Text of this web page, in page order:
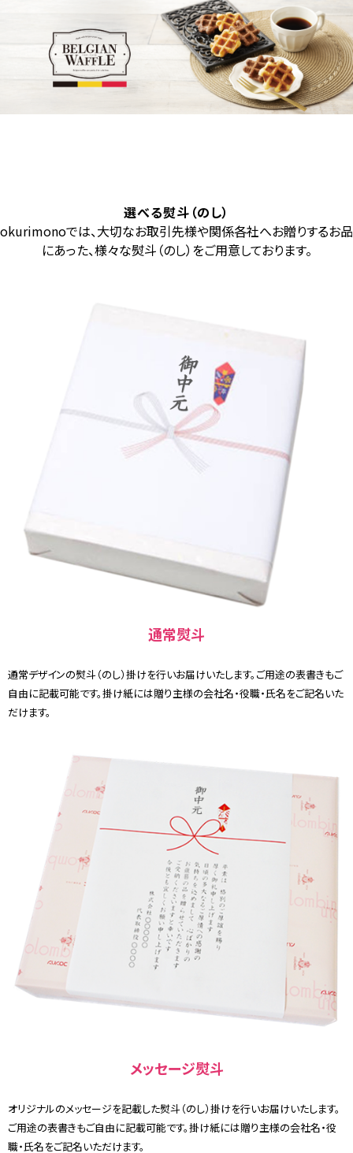
選べる熨斗（のし）
okurimonoでは、大切なお取引先様や関係各社へお贈りするお品
にあった、様々な熨斗（のし）をご用意しております。
通常熨斗
通常デザインの熨斗（のし）掛けを行いお届けいたします。ご用途の表書きもご
自由に記載可能です。掛け紙には贈り主様の会社名・役職・氏名をご記名いた
だけます。
メッセージ熨斗
オリジナルのメッセージを記載した熨斗（のし）掛けを行いお届けいたします。
ご用途の表書きもご自由に記載可能です。掛け紙には贈り主様の会社名・役
職・氏名をご記名いただけます。